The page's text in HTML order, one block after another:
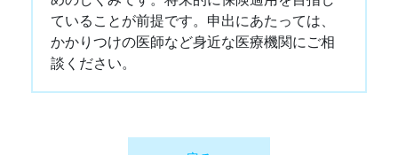
ていることが前提です。申出にあたっては、
かかりつけの医師など身近な医療機関にご相
談ください。